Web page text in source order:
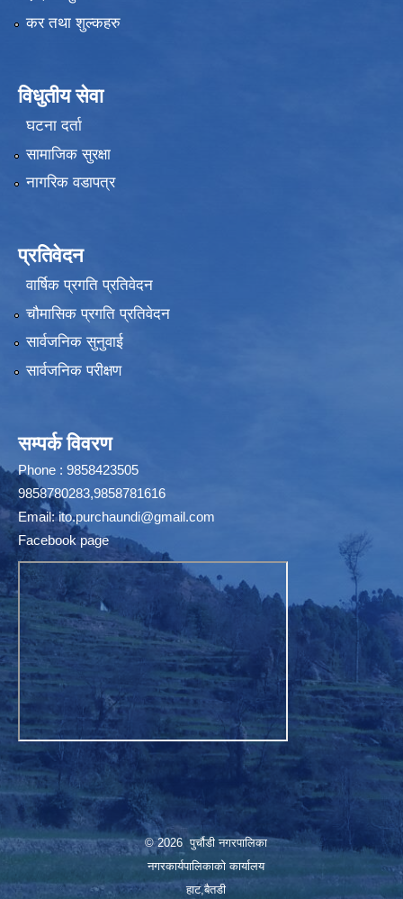
कर तथा शुल्कहरु
विधुतीय सेवा
घटना दर्ता
सामाजिक सुरक्षा
नागरिक वडापत्र
प्रतिवेदन
वार्षिक प्रगति प्रतिवेदन
चौमासिक प्रगति प्रतिवेदन
सार्वजनिक सुनुवाई
सार्वजनिक परीक्षण
सम्पर्क विवरण
Phone : 9858423505
9858780283,9858781616
Email:ito.purchaundi@gmail.com
Facebook page
© 2026 पुर्चौडी नगरपालिका
नगरकार्यपालिकाकाे कार्यालय
हाट,बैतडी